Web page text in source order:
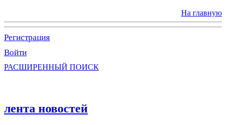
На главную
Регистрация
Войти
РАСШИРЕННЫЙ ПОИСК
лента новостей